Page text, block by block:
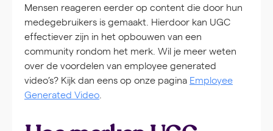
Mensen reageren eerder op content die door hun
medegebruikers is gemaakt. Hierdoor kan UGC
effectiever zijn in het opbouwen van een
community rondom het merk. Wil je meer weten
over de voordelen van employee generated
video’s? Kijk dan eens op onze pagina Employee
Generated Video